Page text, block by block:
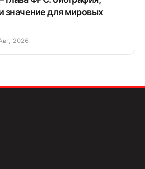
значение для мировых
2026